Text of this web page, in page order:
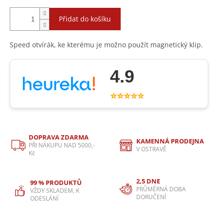
Přidat do košíku
Speed otvírák, ke kterému je možno použít magnetický klip.
4.9
⭐⭐⭐⭐⭐
DOPRAVA ZDARMA
PŘI NÁKUPU NAD 5000,-
Kč
KAMENNÁ PRODEJNA
V OSTRAVĚ
99 % PRODUKTŮ
VŽDY SKLADEM, K
ODESLÁNÍ
2,5 DNE
PRŮMĚRNÁ DOBA
DORUČENÍ